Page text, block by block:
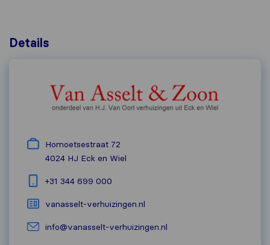
Details
Homoetsestraat 72
4024 HJ Eck en Wiel
+31 344 699 000
vanasselt-verhuizingen.nl
info@vanasselt-verhuizingen.nl